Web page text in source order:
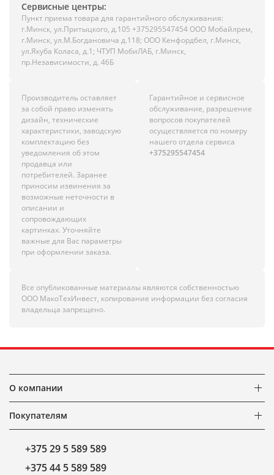
Сервисные центры:
Пункт приема товара для гарантийного обслуживания:
г.Минск, ул.Притыцкого, д.105 +375295547454 ООО Мобайлрем,
г.Минск, ул.М.Богдановича д.118; ООО Кенфордбел, г.Минск,
ул.Якуба Коласа, д.1; ЧТУП МобиЛАБ, г.Минск,
пр.Независимости, д. 46Б
Производитель оставляет
за собой право изменять
дизайн, технические
характеристики, заводскую
комплектацию без
уведомления об этом
продавца или
потребителей. Заранее
приносим извинения за
возможные неточности в
описании и
сопровождающих
картинках. Уточняйте
важные для Вас параметры
при оформлении заказа.
Гарантийное и сервисное
обслуживание, разрешение
вопросов покупателей
осуществляется по номеру
нашего отдела сервиса
+375295547454
Все опубликованные материалы являются собственностью
ООО МакоТехИнвест, копирование информации без согласия
владельца запрещено.
О компании
Покупателям
+375 29 5 589 589
+375 44 5 589 589